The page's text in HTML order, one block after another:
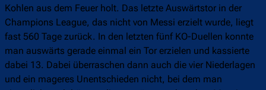
Kohlen aus dem Feuer holt. Das letzte Auswärtstor in der
Champions League, das nicht von Messi erzielt wurde, liegt
fast 560 Tage zurück. In den letzten fünf KO-Duellen konnte
man auswärts gerade einmal ein Tor erzielen und kassierte
dabei 13. Dabei überraschen dann auch die vier Niederlagen
und ein mageres Unentschieden nicht, bei dem man